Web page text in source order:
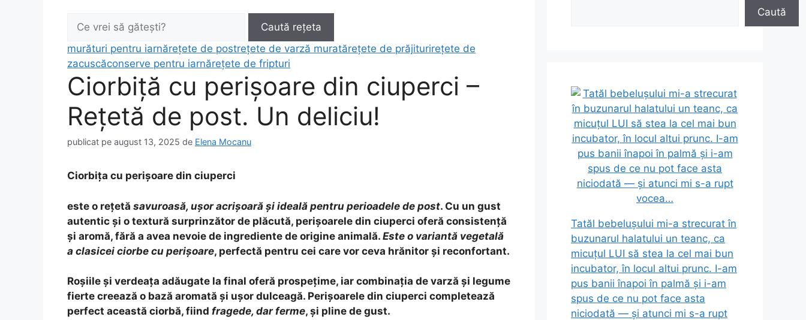
Caută:
Caută rețeta
murături pentru iarnărețete de postrețete de varză muratărețete de prăjiturirețete de
zacuscăconserve pentru iarnărețete de fripturi
Ciorbiță cu perișoare din ciuperci –
Rețetă de post. Un deliciu!
publicat pe august 13, 2025 de Elena Mocanu
Ciorbița cu perișoare din ciuperci
este o rețetă savuroasă, ușor acrișoară și ideală pentru perioadele de post. Cu un gust
autentic și o textură surprinzător de plăcută, perișoarele din ciuperci oferă consistență
și aromă, fără a avea nevoie de ingrediente de origine animală. Este o variantă vegetală
a clasicei ciorbe cu perișoare, perfectă pentru cei care vor ceva hrănitor și reconfortant.
Roșiile și verdeața adăugate la final oferă prospețime, iar combinația de varză și legume
fierte creează o bază aromată și ușor dulceagă. Perișoarele din ciuperci completează
perfect această ciorbă, fiind fragede, dar ferme, și pline de gust.
Caută
Tatăl bebelușului mi-a strecurat în
buzunarul halatului un teanc, ca
micuțul LUI să stea la cel mai bun
incubator, în locul altui prunc. I-am
pus banii înapoi în palmă și i-am
spus de ce nu pot face asta
niciodată — și atunci mi s-a rupt